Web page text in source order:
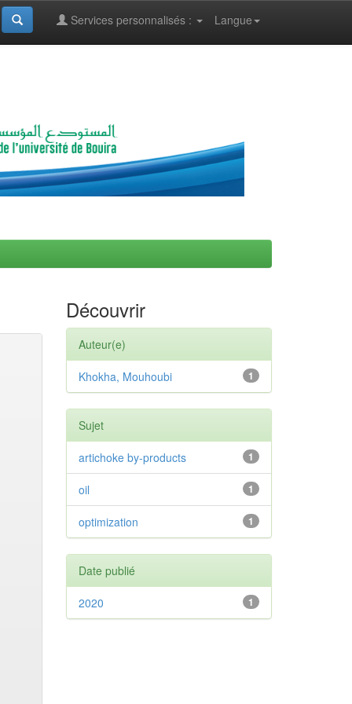
Langue
Services personnalisés :
Découvrir
Auteur(e)
1
Khokha, Mouhoubi
Sujet
1
artichoke by-products
1
oil
1
optimization
Date publié
1
2020